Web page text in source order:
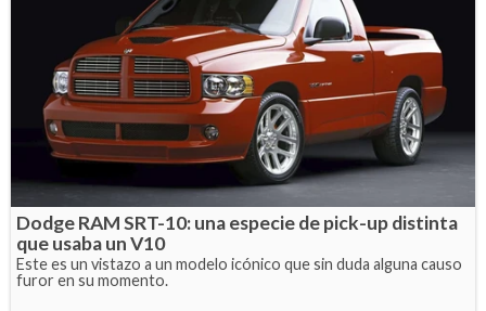
Dodge RAM SRT-10: una especie de pick-up distinta
que usaba un V10
Este es un vistazo a un modelo icónico que sin duda alguna causo
furor en su momento.